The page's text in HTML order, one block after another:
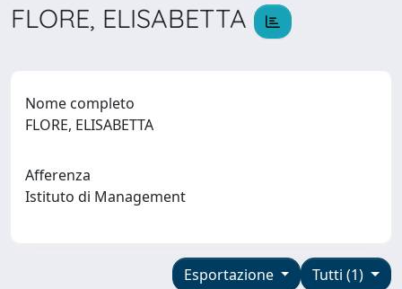
FLORE, ELISABETTA
Nome completo
FLORE, ELISABETTA
Afferenza
Istituto di Management
Tutti (1)
Esportazione